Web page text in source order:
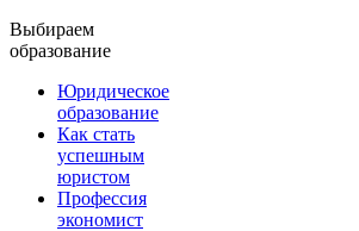
Выбираем
образование
Юридическое
образование
Как стать
успешным
юристом
Профессия
экономист